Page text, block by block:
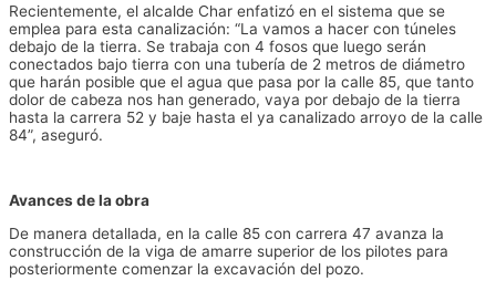
Recientemente, el alcalde Char enfatizó en el sistema que se
emplea para esta canalización: “La vamos a hacer con túneles
debajo de la tierra. Se trabaja con 4 fosos que luego serán
conectados bajo tierra con una tubería de 2 metros de diámetro
que harán posible que el agua que pasa por la calle 85, que tanto
dolor de cabeza nos han generado, vaya por debajo de la tierra
hasta la carrera 52 y baje hasta el ya canalizado arroyo de la calle
84”, aseguró.
Avances de la obra
De manera detallada, en la calle 85 con carrera 47 avanza la
construcción de la viga de amarre superior de los pilotes para
posteriormente comenzar la excavación del pozo.